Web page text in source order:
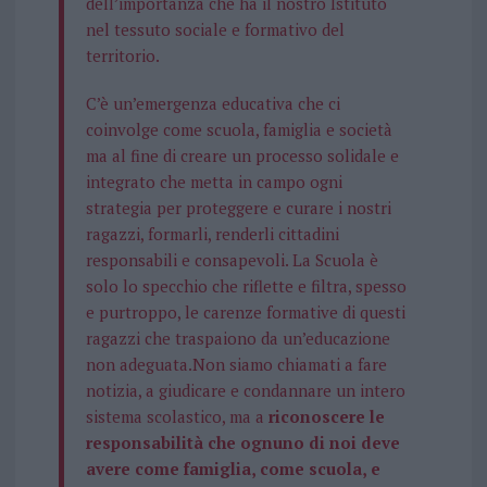
nel tessuto sociale e formativo del
territorio.
C’è un’emergenza educativa che ci
coinvolge come scuola, famiglia e società
ma al fine di creare un processo solidale e
integrato che metta in campo ogni
strategia per proteggere e curare i nostri
ragazzi, formarli, renderli cittadini
responsabili e consapevoli. La Scuola è
solo lo specchio che riflette e filtra, spesso
e purtroppo, le carenze formative di questi
ragazzi che traspaiono da un’educazione
non adeguata.Non siamo chiamati a fare
notizia, a giudicare e condannare un intero
sistema scolastico, ma a riconoscere le
responsabilità che ognuno di noi deve
avere come famiglia, come scuola, e